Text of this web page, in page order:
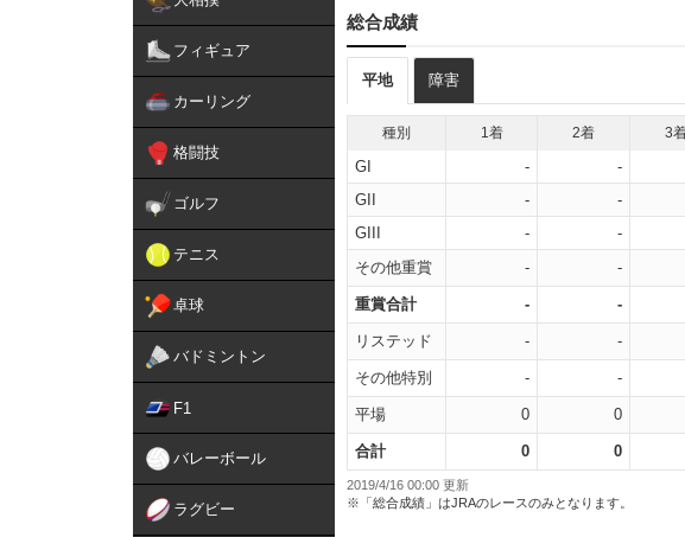
フィギュア
カーリング
格闘技
ゴルフ
テニス
卓球
バドミントン
F1
バレーボール
ラグビー
総合成績
平地 障害
種別 1着 2着 3
GI - -
GII
- -
GIII
- -
その他重賞
- -
重賞合計 - -
リステッド - -
その他特別 - -
平場 0 0
合計 0 0
2019/4/16 00:00 更新
※「総合成績」はJRAのレースのみとなります。